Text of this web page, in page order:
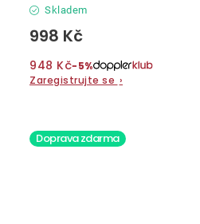
Skladem
998 Kč
948 Kč−5%
Zaregistrujte se ›
Doprava zdarma